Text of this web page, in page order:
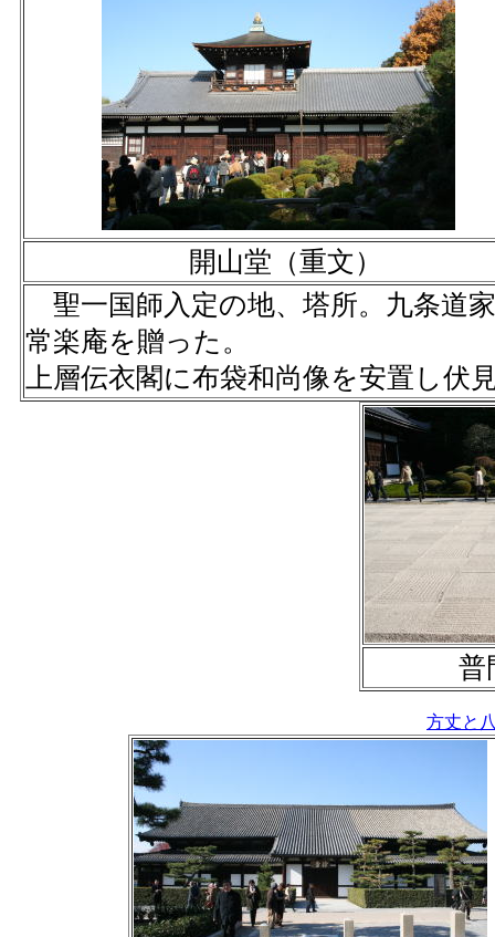
開山堂（重文）
聖一国師入定の地、塔所。九条道
常楽庵を贈った。
上層伝衣閣に布袋和尚像を安置し伏
普
方丈と